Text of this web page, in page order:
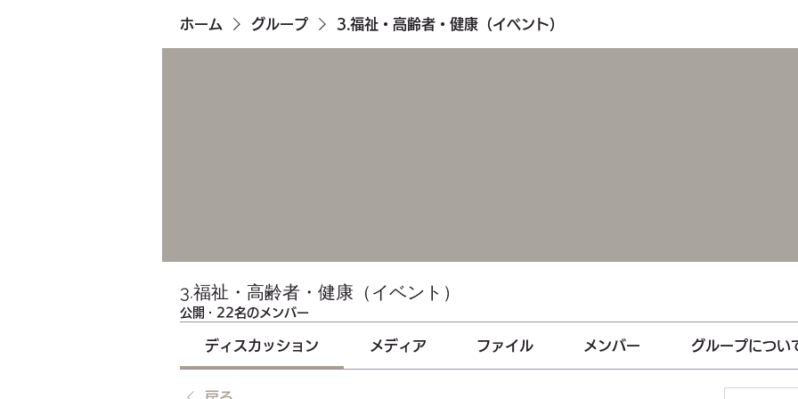
ホーム グループ 3.福祉・高齢者・健康（イベント）
3.福祉・高齢者・健康（イベント）
公開 · 22名のメンバー
ディスカッション メディア ファイル メンバー グループについ